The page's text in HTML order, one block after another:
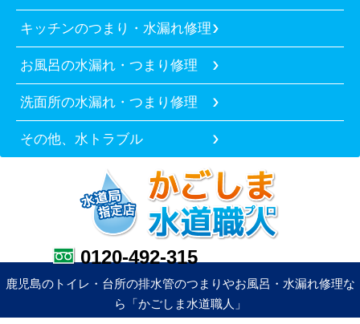
キッチンのつまり・水漏れ修理
お風呂の水漏れ・つまり修理
洗面所の水漏れ・つまり修理
その他、水トラブル
0120-492-315
鹿児島のトイレ・台所の排水管のつまりやお風呂・水漏れ修理な
ら「かごしま水道職人」